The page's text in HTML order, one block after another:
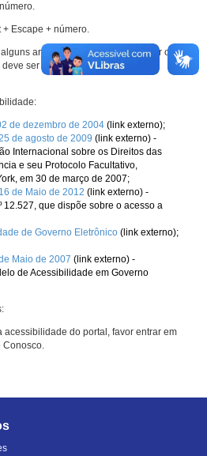
+ Escape + número.
arquivos que explicam melhor o
ser implementado nos sites da
de dezembro de 2004 (link externo);
de agosto de 2009 (link externo) -
Internacional sobre os Direitos das
e seu Protocolo Facultativo,
em 30 de março de 2007;
de Maio de 2012 (link externo) -
12.527, que dispõe sobre o acesso a
de Governo Eletrônico (link externo);
Maio de 2007 (link externo) -
de Acessibilidade em Governo
acessibilidade do portal, favor entrar em
Conosco.